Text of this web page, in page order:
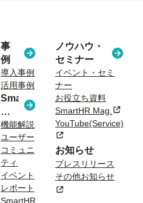
事
例
導入事例
活用事例
SmartHR
コ
ラ
ム
機能解説
ユーザー
コミュニ
ティ
イベント
レポート
SmartHR
ノウハウ・
セミナー
イベント・セミ
ナー
お役立ち資料
SmartHR Mag. 新規タ
YouTube(Service)
新規タブまたはウィン
お知らせ
プレスリリース
その他お知らせ
新規タブまたはウィン